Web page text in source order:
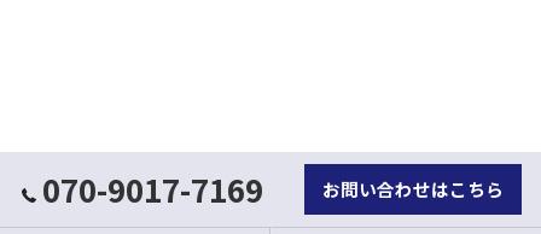
070-9017-7169 お問い合わせはこちら